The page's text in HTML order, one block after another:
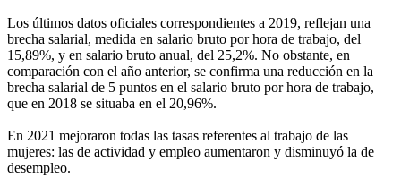
Los últimos datos oficiales correspondientes a 2019, reflejan una
brecha salarial, medida en salario bruto por hora de trabajo, del
15,89%, y en salario bruto anual, del 25,2%. No obstante, en
comparación con el año anterior, se confirma una reducción en la
brecha salarial de 5 puntos en el salario bruto por hora de trabajo,
que en 2018 se situaba en el 20,96%.
En 2021 mejoraron todas las tasas referentes al trabajo de las
mujeres: las de actividad y empleo aumentaron y disminuyó la de
desempleo.